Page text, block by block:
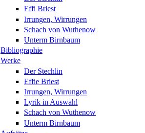
Effi Briest
Irrungen, Wirrungen
Schach von Wuthenow
Unterm Birnbaum
Bibliographie
Werke
Der Stechlin
Effie Briest
Irrungen, Wirrungen
Lyrik in Auswahl
Schach von Wuthenow
Unterm Birnbaum